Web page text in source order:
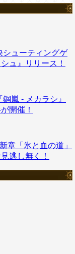
シューティングゲ
ュ』リリース！
嵐 - メカラシ』
開催！
章「氷と血の道」
逃し無く！